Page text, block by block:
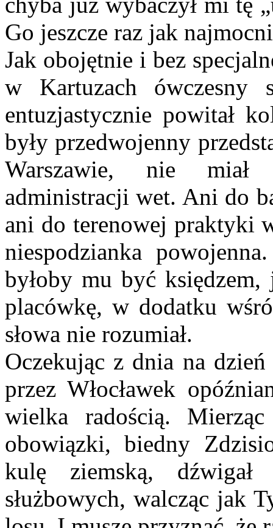
Go jeszcze raz jak
Jak obojętnie i bez
w Kartuzach ówczesny
entuzjastycznie powitał
były przedwojenny
Warszawie, nie miał
administracji wet. Ani do
ani do terenowej praktyki
niespodzianka
byłoby mu być
placówkę, w dodatku
słowa nie rozumiał.
Oczekując z dnia na
przez Włocławek
wielka radością.
obowiązki, biedny
kulę ziemską, dźwigał
służbowych, walcząc jak